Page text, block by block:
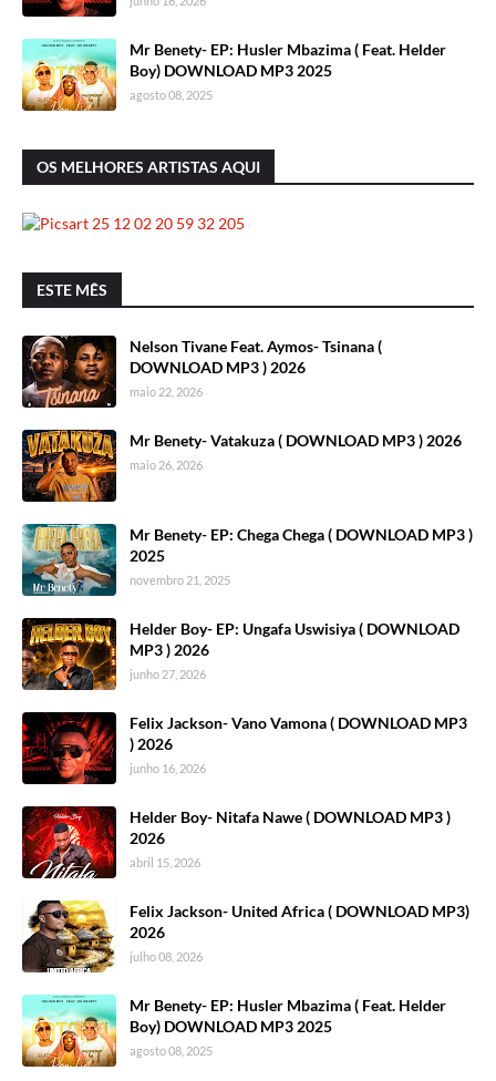
Mr Benety- EP: Husler Mbazima ( Feat. Helder
Boy) DOWNLOAD MP3 2025
agosto 08, 2025
OS MELHORES ARTISTAS AQUI
ESTE MÊS
Nelson Tivane Feat. Aymos- Tsinana (
DOWNLOAD MP3 ) 2026
maio 22, 2026
Mr Benety- Vatakuza ( DOWNLOAD MP3 ) 2026
maio 26, 2026
Mr Benety- EP: Chega Chega ( DOWNLOAD MP3 )
2025
novembro 21, 2025
Helder Boy- EP: Ungafa Uswisiya ( DOWNLOAD
MP3 ) 2026
junho 27, 2026
Felix Jackson- Vano Vamona ( DOWNLOAD MP3
) 2026
junho 16, 2026
Helder Boy- Nitafa Nawe ( DOWNLOAD MP3 )
2026
abril 15, 2026
Felix Jackson- United Africa ( DOWNLOAD MP3)
2026
julho 08, 2026
Mr Benety- EP: Husler Mbazima ( Feat. Helder
Boy) DOWNLOAD MP3 2025
agosto 08, 2025